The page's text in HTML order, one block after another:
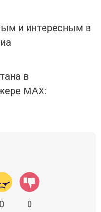
и интересным в
в
MАХ:
0 0